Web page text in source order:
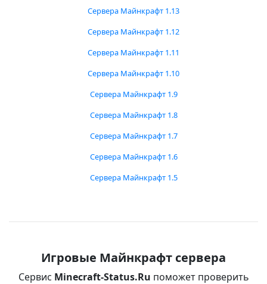
Сервера Майнкрафт 1.13
Сервера Майнкрафт 1.12
Сервера Майнкрафт 1.11
Сервера Майнкрафт 1.10
Сервера Майнкрафт 1.9
Сервера Майнкрафт 1.8
Сервера Майнкрафт 1.7
Сервера Майнкрафт 1.6
Сервера Майнкрафт 1.5
Игровые Майнкрафт сервера
Сервис Minecraft-Status.Ru поможет проверить